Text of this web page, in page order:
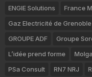
ENGIE Solutions
France
Gaz Electricité de Grenoble
GROUPE ADF
Groupe
L’idée prend forme
PSa Consult
RN7 NRJ